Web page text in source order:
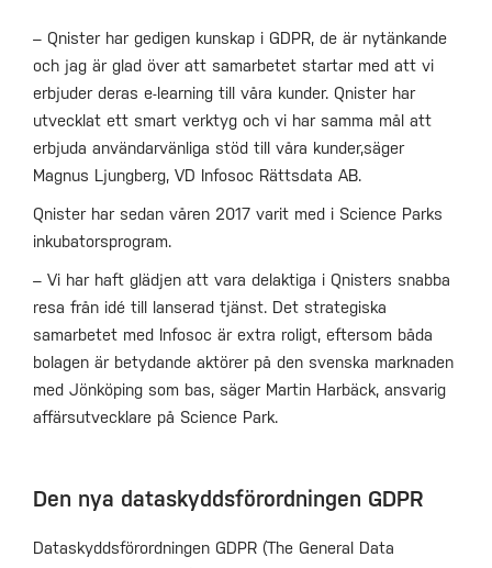
– Qnister har gedigen kunskap i GDPR, de är nytänkande
och jag är glad över att samarbetet startar med att vi
erbjuder deras e-learning till våra kunder. Qnister har
utvecklat ett smart verktyg och vi har samma mål att
erbjuda användarvänliga stöd till våra kunder,säger
Magnus Ljungberg, VD Infosoc Rättsdata AB.
Qnister har sedan våren 2017 varit med i Science Parks
inkubatorsprogram.
– Vi har haft glädjen att vara delaktiga i Qnisters snabba
resa från idé till lanserad tjänst. Det strategiska
samarbetet med Infosoc är extra roligt, eftersom båda
bolagen är betydande aktörer på den svenska marknaden
med Jönköping som bas, säger Martin Harbäck, ansvarig
affärsutvecklare på Science Park.
Den nya dataskyddsförordningen GDPR
Dataskyddsförordningen GDPR (The General Data